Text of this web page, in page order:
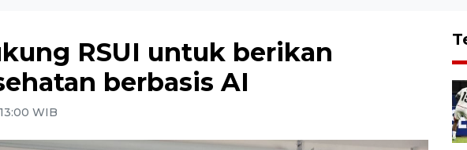
RSUI untuk berikan
berbasis AI
WIB